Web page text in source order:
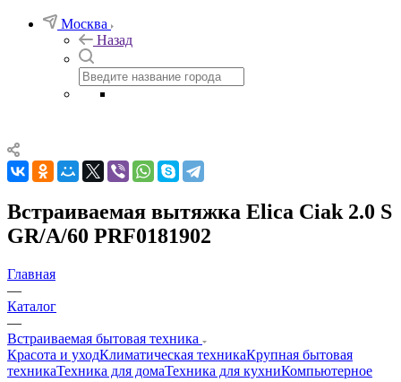
Москва
Назад
Встраиваемая вытяжка Elica Ciak 2.0 S
GR/A/60 PRF0181902
Главная
—
Каталог
—
Встраиваемая бытовая техника
Красота и уходКлиматическая техникаКрупная бытовая
техникаТехника для домаТехника для кухниКомпьютерное